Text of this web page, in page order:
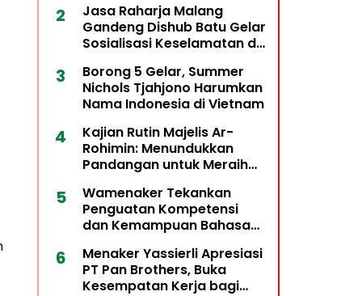
Jasa Raharja Malang
Gandeng Dishub Batu Gelar
Sosialisasi Keselamatan di
Borong 5 Gelar, Summer
Nichols Tjahjono Harumkan
Nama Indonesia di Vietnam
Kajian Rutin Majelis Ar-
Rohimin: Menundukkan
Pandangan untuk Meraih
Wamenaker Tekankan
Penguatan Kompetensi
dan Kemampuan Bahasa
Kerja
Menaker Yassierli Apresiasi
PT Pan Brothers, Buka
Kesempatan Kerja bagi